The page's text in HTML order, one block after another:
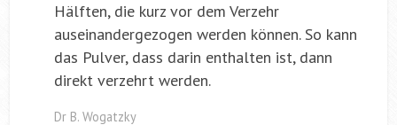
Hälften, die kurz vor dem Verzehr
auseinandergezogen werden können. So kann
das Pulver, dass darin enthalten ist, dann
direkt verzehrt werden.
Dr B. Wogatzky